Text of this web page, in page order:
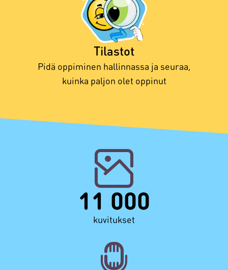
Tilastot
Pidä oppiminen hallinnassa ja seuraa,
kuinka paljon olet oppinut
11 000
kuvitukset